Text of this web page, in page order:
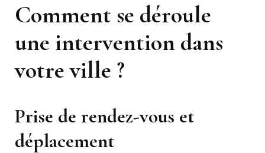
Comment se déroule
une intervention dans
votre ville ?
Prise de rendez-vous et
déplacement